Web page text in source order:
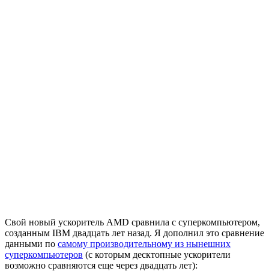
Свой новый ускоритель AMD сравнила с суперкомпьютером,
созданным IBM двадцать лет назад. Я дополнил это сравнение
данными по самому производительному из нынешних
суперкомпьютеров (с которым десктопные ускорители
возможно сравняются еще через двадцать лет):